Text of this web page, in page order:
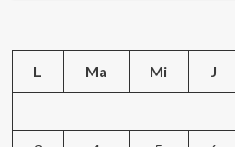
L Ma Mi J